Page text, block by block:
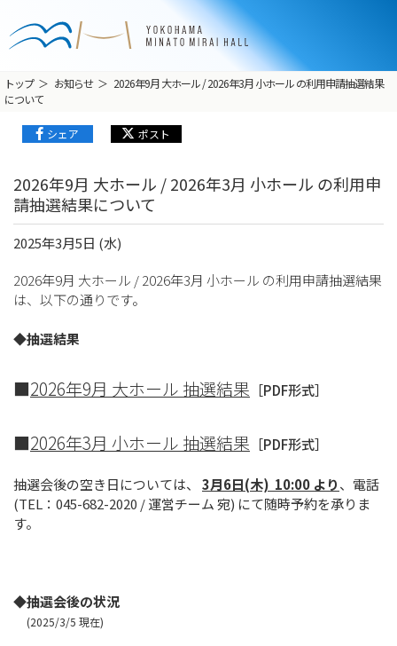
トップ お知らせ
2026年9月 大ホール / 2026年3月 小ホール の利用申請抽選結果
について
シェア ポスト
2026年9月 大ホール / 2026年3月 小ホール の利用申
請抽選結果について
2025年3月5日 (水)
2026年9月 大ホール / 2026年3月 小ホール の利用申請抽選結果
は、以下の通りです。
◆抽選結果
■2026年9月 大ホール 抽選結果 ［PDF形式］
■2026年3月 小ホール 抽選結果 ［PDF形式］
抽選会後の空き日については、 3月6日(木) 10:00 より、電話
(TEL：045-682-2020 / 運営チーム 宛) にて随時予約を承りま
す。
◆抽選会後の状況
(2025/3/5 現在)